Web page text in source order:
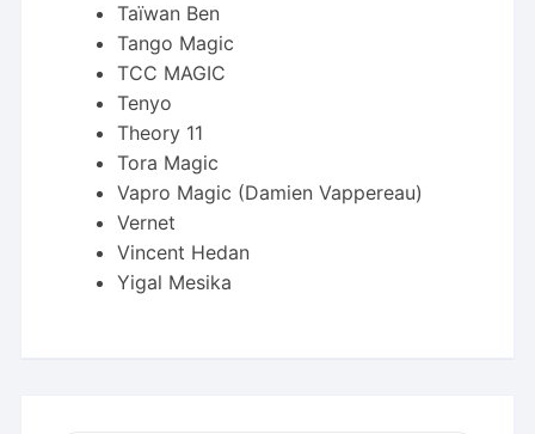
Taïwan Ben
Tango Magic
TCC MAGIC
Tenyo
Theory 11
Tora Magic
Vapro Magic (Damien Vappereau)
Vernet
Vincent Hedan
Yigal Mesika